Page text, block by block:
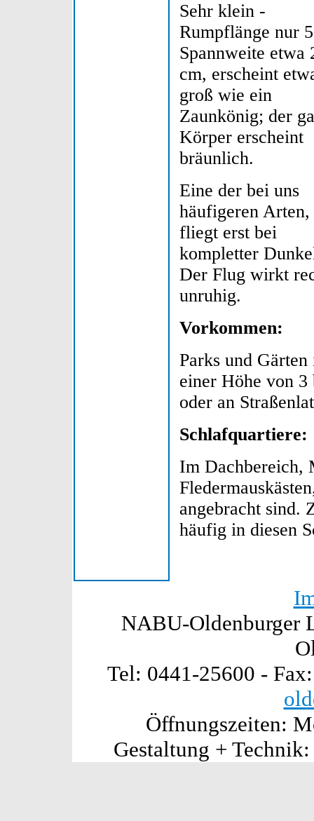
Sehr klein -
Rumpflänge nur
Spannweite etwa
cm, erscheint
groß wie ein
Zaunkönig; der
Körper erscheint
bräunlich.
Eine der bei uns
häufigeren Arten,
fliegt erst bei
kompletter
Der Flug wirkt
unruhig.
Vorkommen:
Parks und
einer Höhe von 3
oder an
Schlafquartiere:
Im Dachbereich,
angebracht sind.
häufig in diesen
NABU-Oldenburger
Tel: 0441-25600 -
Öffnungszeiten:
Gestaltung +